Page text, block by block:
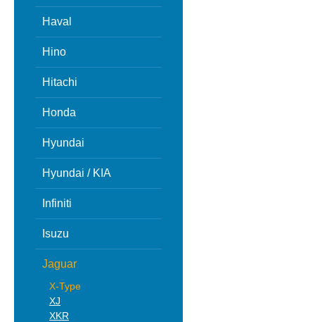
Haval
Hino
Hitachi
Honda
Hyundai
Hyundai / KIA
Infiniti
Isuzu
Jaguar
X-Type
XJ
XKR